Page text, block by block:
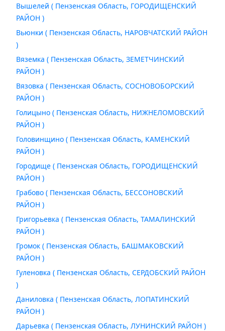
Вышелей ( Пензенская Область, ГОРОДИЩЕНСКИЙ
РАЙОН )
Вьюнки ( Пензенская Область, НАРОВЧАТСКИЙ РАЙОН
)
Вяземка ( Пензенская Область, ЗЕМЕТЧИНСКИЙ
РАЙОН )
Вязовка ( Пензенская Область, СОСНОВОБОРСКИЙ
РАЙОН )
Голицыно ( Пензенская Область, НИЖНЕЛОМОВСКИЙ
РАЙОН )
Головинщино ( Пензенская Область, КАМЕНСКИЙ
РАЙОН )
Городище ( Пензенская Область, ГОРОДИЩЕНСКИЙ
РАЙОН )
Грабово ( Пензенская Область, БЕССОНОВСКИЙ
РАЙОН )
Григорьевка ( Пензенская Область, ТАМАЛИНСКИЙ
РАЙОН )
Громок ( Пензенская Область, БАШМАКОВСКИЙ
РАЙОН )
Гуленовка ( Пензенская Область, СЕРДОБСКИЙ РАЙОН
)
Даниловка ( Пензенская Область, ЛОПАТИНСКИЙ
РАЙОН )
Дарьевка ( Пензенская Область, ЛУНИНСКИЙ РАЙОН )